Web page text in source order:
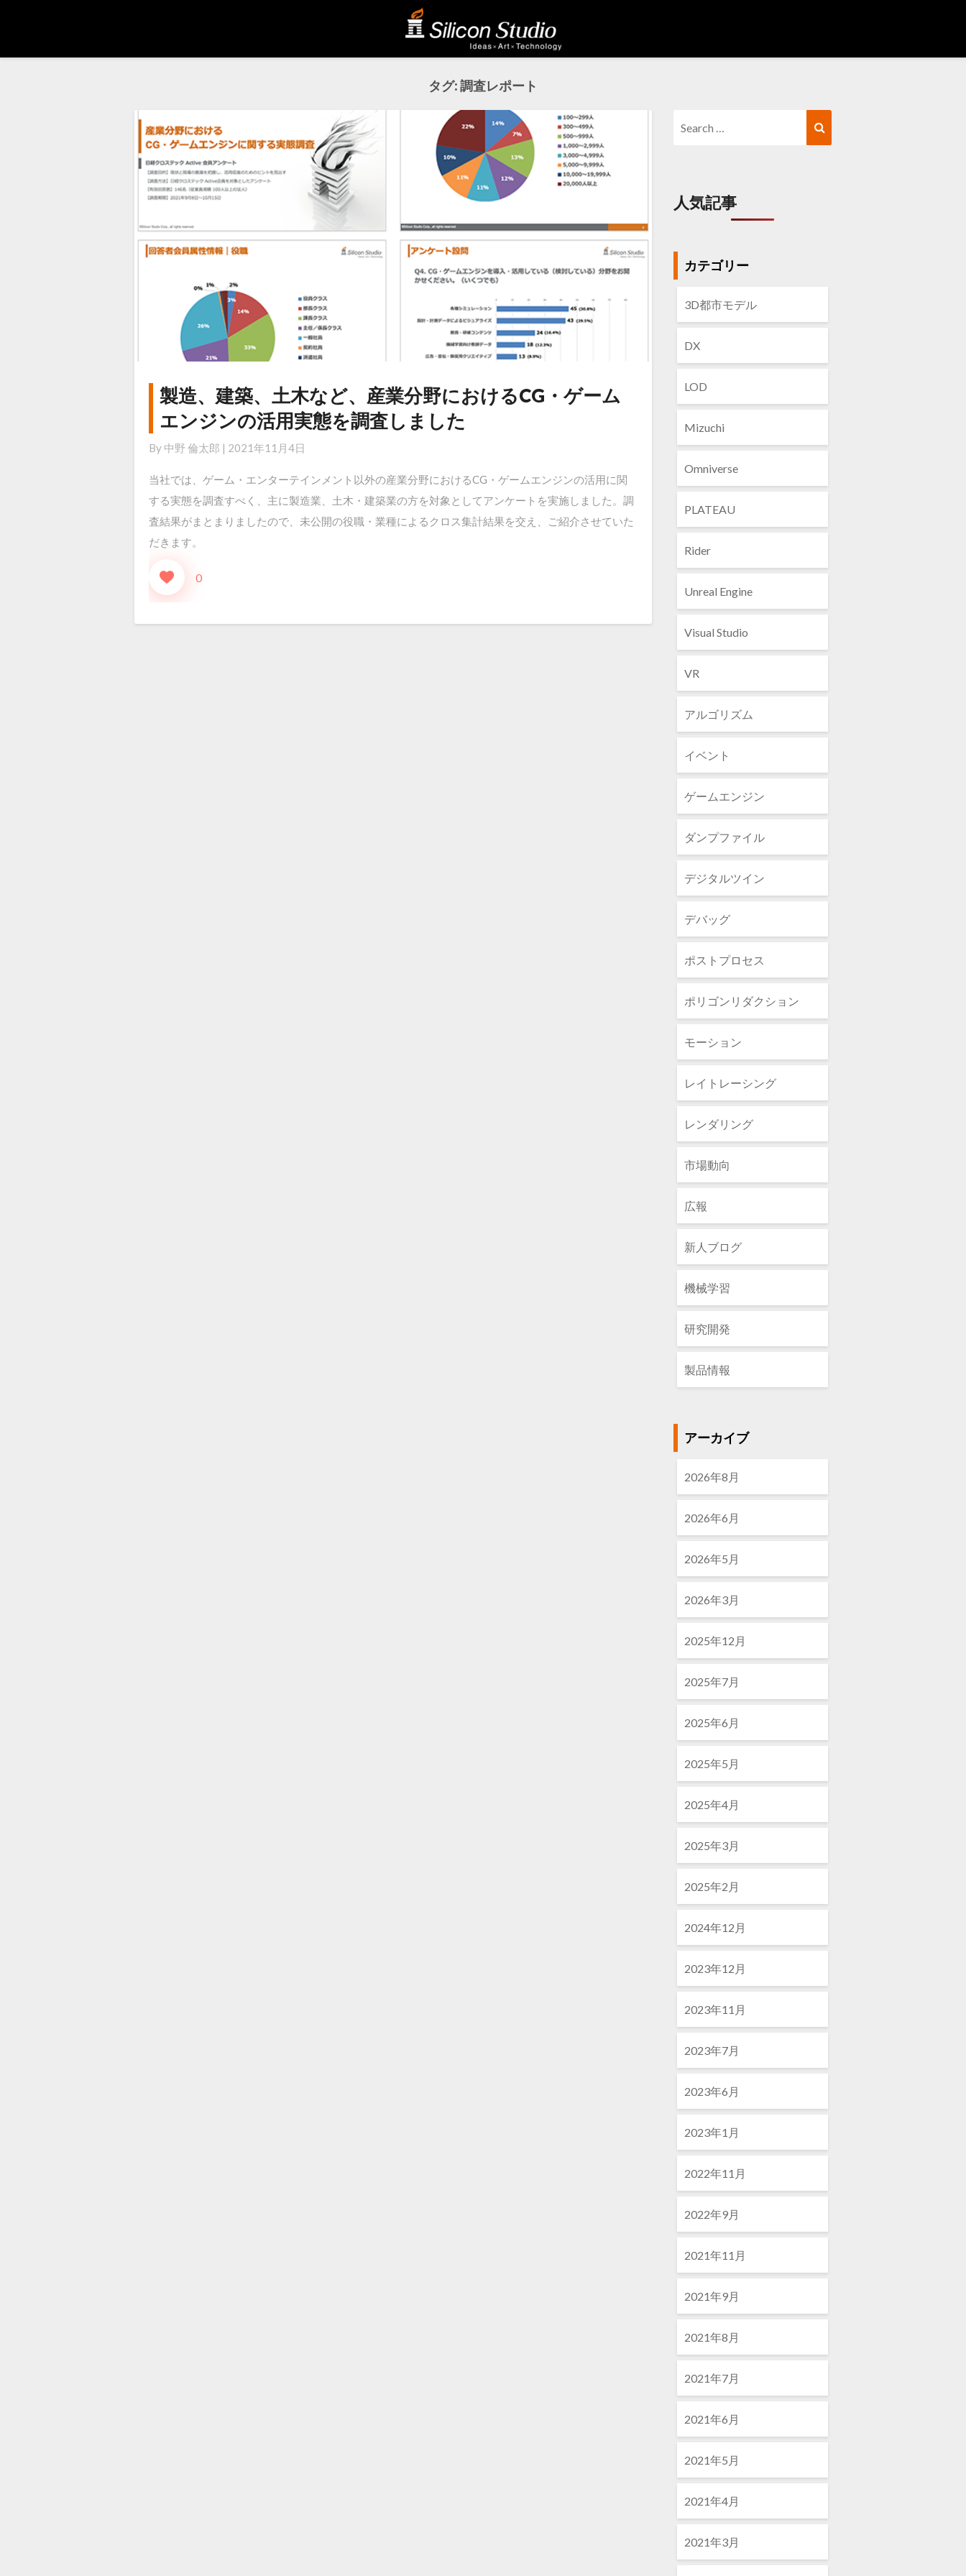
タグ:調査レポート
造、
建
築、
土
木
な
ど、
分
野
製造、建築、土木など、産業分野におけるCG・ゲーム
エンジンの活用実態を調査しました
By 中野 倫太郎 | 2021年11月4日
当社では、ゲーム・エンターテインメント以外の産業分野におけるCG・ゲームエンジンの活用に関
する実態を調査すべく、主に製造業、土木・建築業の方を対象としてアンケートを実施しました。調
査結果がまとまりましたので、未公開の役職・業種によるクロス集計結果を交え、ご紹介させていた
だきます。
0
人気記事
カテゴリー
3D都市モデル
DX
LOD
Mizuchi
Omniverse
PLATEAU
Rider
Unreal Engine
Visual Studio
VR
アルゴリズム
イベント
ゲームエンジン
ダンプファイル
デジタルツイン
デバッグ
ポストプロセス
ポリゴンリダクション
モーション
レイトレーシング
レンダリング
市場動向
広報
新人ブログ
機械学習
研究開発
製品情報
アーカイブ
2026年8月
2026年6月
2026年5月
2026年3月
2025年12月
2025年7月
2025年6月
2025年5月
2025年4月
2025年3月
2025年2月
2024年12月
2023年12月
2023年11月
2023年7月
2023年6月
2023年1月
2022年11月
2022年9月
2021年11月
2021年9月
2021年8月
2021年7月
2021年6月
2021年5月
2021年4月
2021年3月